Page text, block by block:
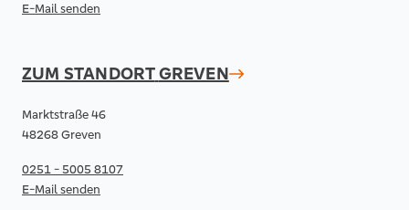
E-Mail senden
ZUM STANDORTGREVEN
Marktstraße 46
48268 Greven
0251 - 5005 8107
E-Mail senden